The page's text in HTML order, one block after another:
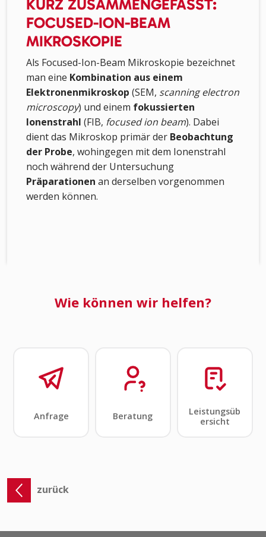
KURZ ZUSAMMENGEFASST:
FOCUSED-ION-BEAM
MIKROSKOPIE
Als Focused-Ion-Beam Mikroskopie bezeichnet
man eine Kombination aus einem
Elektronenmikroskop (SEM, scanning electron
microscopy) und einem fokussierten
Ionenstrahl (FIB, focused ion beam). Dabei
dient das Mikroskop primär der Beobachtung
der Probe, wohingegen mit dem Ionenstrahl
noch während der Untersuchung
Präparationen an derselben vorgenommen
werden können.
zurück